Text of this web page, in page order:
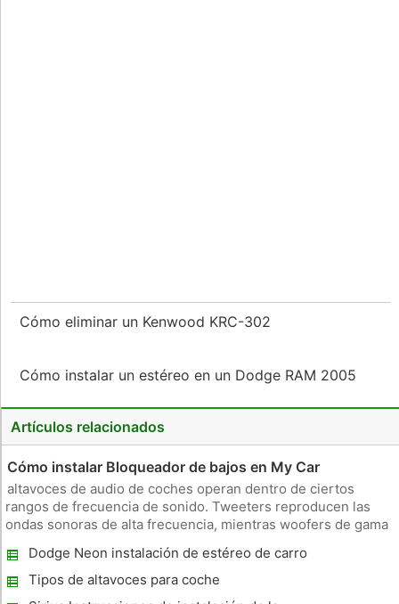
Cómo eliminar un Kenwood KRC-302
Cómo instalar un estéreo en un Dodge RAM 2005
Artículos relacionados
Cómo instalar Bloqueador de bajos en My Car
altavoces de audio de coches operan dentro de ciertos
rangos de frecuencia de sonido. Tweeters reproducen las
ondas sonoras de alta frecuencia, mientras woofers de gama
media-baja. Por su diseño, uno o varios subwoofers
conectados al sistema de
Dodge Neon instalación de estéreo de carro
Tipos de altavoces para coche